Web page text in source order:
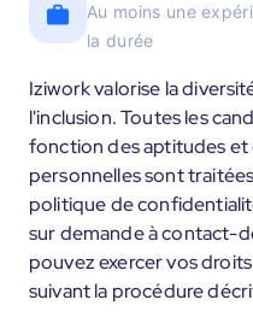
Au moins une
la durée
Iziwork valorise la
l'inclusion. Toutes les
fonction des aptitudes
personnelles sont
politique de
sur demande à contact-
pouvez exercer vos
suivant la procédure